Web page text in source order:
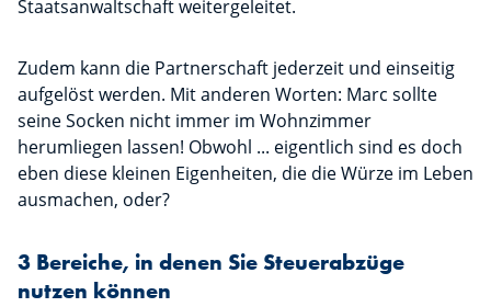
Staatsanwaltschaft weitergeleitet.
Zudem kann die Partnerschaft jederzeit und einseitig
aufgelöst werden. Mit anderen Worten: Marc sollte
seine Socken nicht immer im Wohnzimmer
herumliegen lassen! Obwohl ... eigentlich sind es doch
eben diese kleinen Eigenheiten, die die Würze im Leben
ausmachen, oder?
3 Bereiche, in denen Sie Steuerabzüge
nutzen können